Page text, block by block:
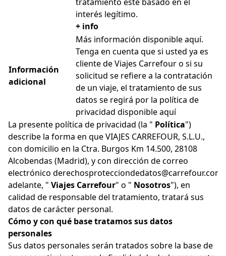
interés legítimo.
+ info
Información
adicional
Más información disponibleaquí.
Tenga en cuenta que si usted ya es
cliente de Viajes Carrefour o si su
solicitud se refiere a la contratación
de un viaje, el tratamiento de sus
datos se regirá por la política de
privacidad disponibleaquí
La presente política de privacidad (la " Política")
describe la forma en que VIAJES CARREFOUR, S.L.U.,
con domicilio en la Ctra. Burgos Km 14.500, 28108
Alcobendas (Madrid), y con dirección de correo
electrónico derechosprotecciondedatos@carrefour.com
adelante, " Viajes Carrefour" o " Nosotros"), en
calidad de responsable del tratamiento, tratará sus
datos de carácter personal.
Cómo y con qué base tratamos sus datos
personales
Sus datos personales serán tratados sobre la base de